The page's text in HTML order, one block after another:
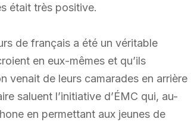
était très positive.
de français a été un véritable
en eux-mêmes et qu’ils
venait de leurs camarades en arrière
saluent l’initiative d’ÉMC qui, au-
en permettant aux jeunes de